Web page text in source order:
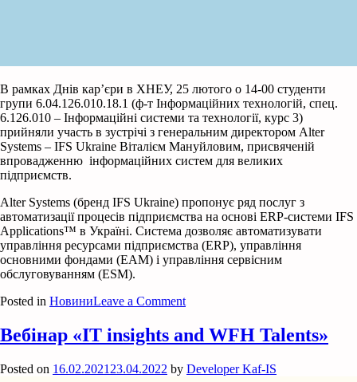
В рамках Днів кар’єри в ХНЕУ, 25 лютого о 14-00 студенти
групи 6.04.126.010.18.1 (ф-т Інформаційних технологій, спец.
6.126.010 – Інформаційні системи та технології, курс 3)
прийняли участь в зустрічі з генеральним директором Alter
Systems – IFS Ukraine Віталієм Мануйловим, присвяченій
впровадженню інформаційних систем для великих
підприємств.
Alter Systems (бренд IFS Ukraine) пропонує ряд послуг з
автоматизації процесів підприємства на основі ERP-системи IFS
Applications™ в Україні. Система дозволяє автоматизувати
управління ресурсами підприємства (ERP), управління
основними фондами (EAM) і управління сервісним
обслуговуванням (ESM).
Posted in НовиниLeave a Commenton
на
кар’єри
Вебінар «IT insights and WFH Talents»
Posted on 16.02.2021 23.04.2022 by Developer Kaf-IS